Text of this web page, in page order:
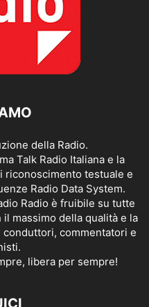
della Radio.
Talk Radio Italiana e la
riconoscimento testuale e
Radio Data System.
Radio è fruibile su tutte
massimo della qualità e la
commentatori e
libera per sempre!